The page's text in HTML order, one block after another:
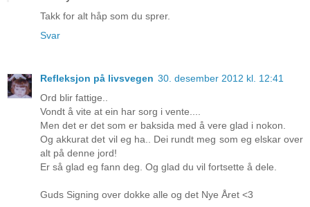
Takk for alt håp som du sprer.
Svar
Refleksjon på livsvegen 30. desember 2012 kl. 12:41
Ord blir fattige..
Vondt å vite at ein har sorg i vente....
Men det er det som er baksida med å vere glad i nokon.
Og akkurat det vil eg ha.. Dei rundt meg som eg elskar over
alt på denne jord!
Er så glad eg fann deg. Og glad du vil fortsette å dele.
Guds Signing over dokke alle og det Nye Året <3